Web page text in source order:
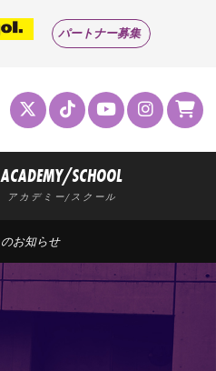
パートナー募集
ACADEMY/SCHOOL
アカデミー/スクール
お知らせ